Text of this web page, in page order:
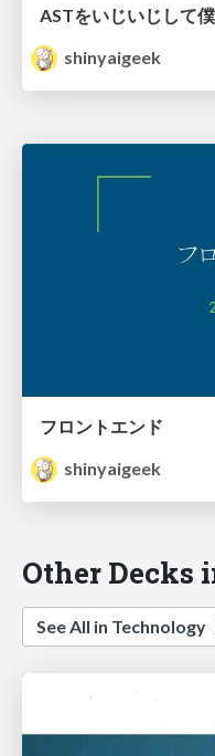
ASTをいじいじして
shinyaigeek
フロントエンド
shinyaigeek
Other Decks
See All in Technology